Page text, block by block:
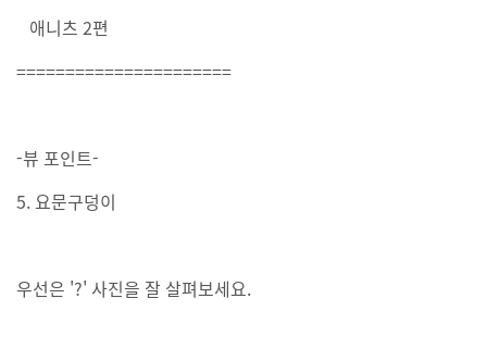
애니츠 2편
======================
-뷰 포인트-
5. 요문구덩이
우선은 '?' 사진을 잘 살펴보세요.